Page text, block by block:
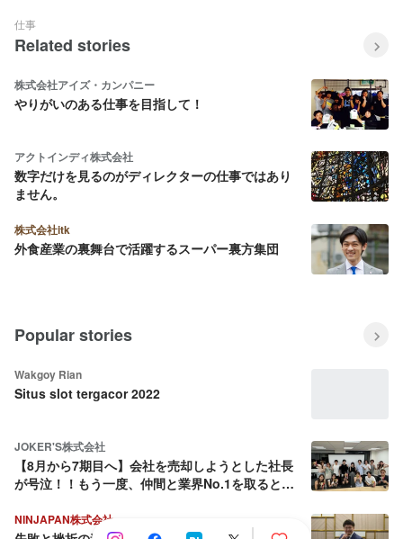
仕事
Related stories
株式会社アイズ・カンパニー
やりがいのある仕事を目指して！
アクトインディ株式会社
数字だけを見るのがディレクターの仕事ではあり
ません。
株式会社itk
外食産業の裏舞台で活躍するスーパー裏方集団
Popular stories
Wakgoy Rian
Situs slot tergacor 2022
JOKER'S株式会社
【8月から7期目へ】会社を売却しようとした社長
が号泣！！もう一度、仲間と業界No.1を取ると決
NINJAPAN株式会社